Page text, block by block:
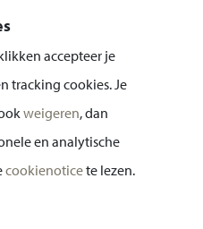
accepteer je
tracking cookies. Je
weigeren, dan
en analytische
cookienoticete lezen.